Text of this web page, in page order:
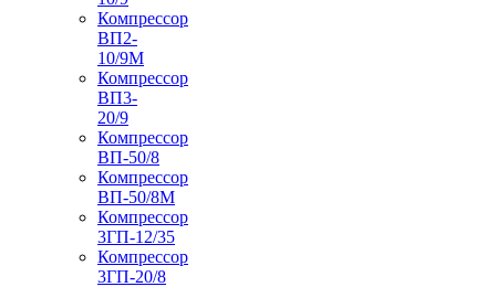
Компрессор
ВП2-
10/9М
Компрессор
ВП3-
20/9
Компрессор
ВП-50/8
Компрессор
ВП-50/8М
Компрессор
3ГП-12/35
Компрессор
3ГП-20/8